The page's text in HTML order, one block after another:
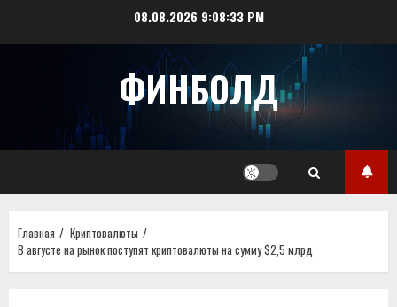
08.08.2026 9:08:33 PM
ФИНБОЛД
Главная
Криптовалюты
В августе на рынок поступят криптовалюты на сумму $2,5 млрд